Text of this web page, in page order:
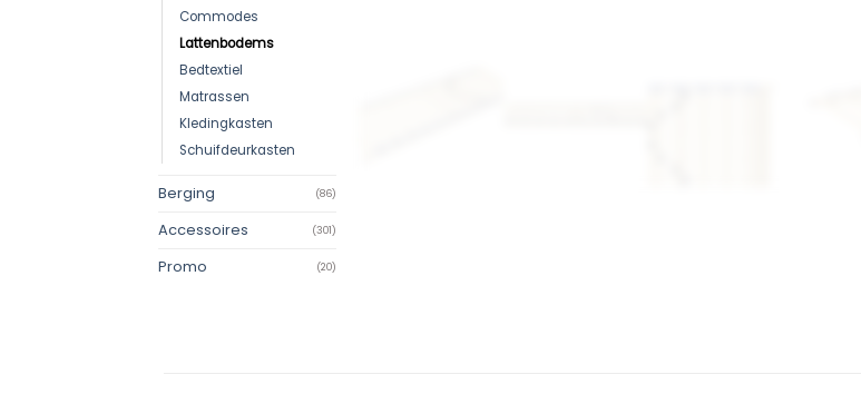
Commodes
Lattenbodems
Bedtextiel
Matrassen
Kledingkasten
Schuifdeurkasten
Berging (86)
Accessoires (301)
Promo (20)